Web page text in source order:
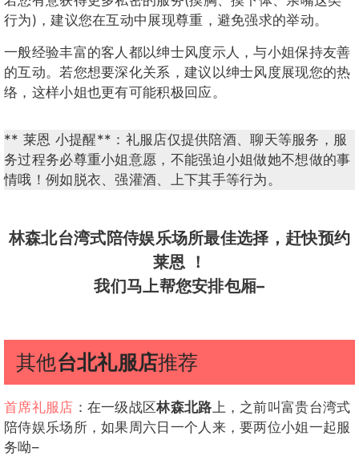
行为)，建议您在互动中展现尊重，避免强求的举动。
一般经验丰富的客人都以绅士风度示人，与小姐保持友善
的互动。若您想要深化关系，建议以绅士风度展现您的热
络，这样小姐也更有可能积极回应。
** 莱恩 小提醒**：礼服店仅提供陪酒、聊天等服务，服
务过程务必尊重小姐意愿，不能强迫小姐做她不想做的事
情哦！例如脱衣、强灌酒、上下其手等行为。
林森北台湾式陪侍娱乐场所最佳选择，赶快预约
莱恩 ！
我们马上帮您安排包厢–
其他台北礼服店推荐
首席礼服店 ：在一级战区林森北路 上，之前叫富贵台湾式
陪侍娱乐场所，如果周六日一个人来，要两位小姐一起服
务呦–